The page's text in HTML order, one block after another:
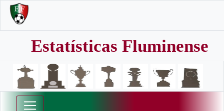
Estatísticas Fluminense